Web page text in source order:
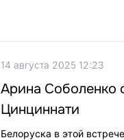
14 августа 2025 12:23
Арина Соболенко
Цинциннати
Белоруска в этой